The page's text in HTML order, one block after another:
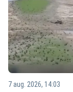
7 aug. 2026, 14:03